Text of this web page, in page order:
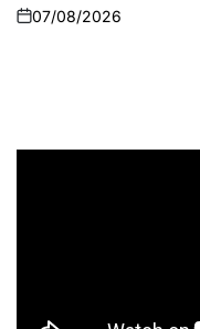
07/08/2026